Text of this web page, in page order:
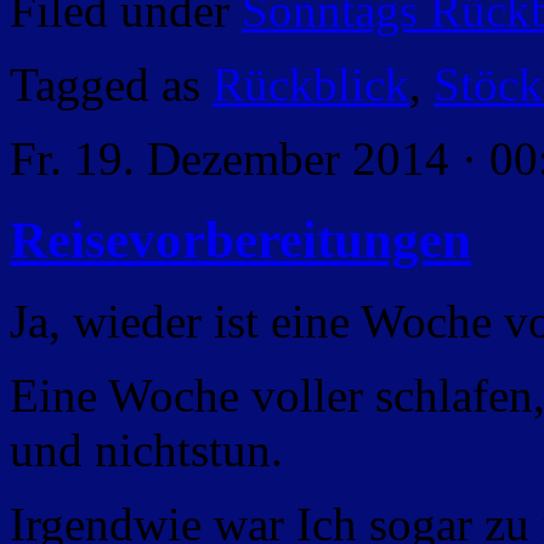
Filed under Sonntags
Tagged as Rückblick,
Fr. 19. Dezember 2014 ·
Reisevorbereitungen
Ja, wieder ist eine Woche
Eine Woche voller
und nichtstun.
Irgendwie war Ich sogar